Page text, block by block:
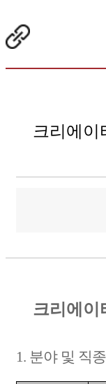
크리에이
크리에이
1. 분야 및 직종